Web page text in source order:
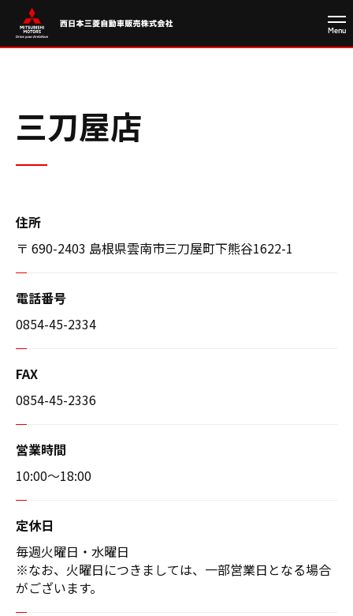
三刀屋店
住所
〒 690-2403 島根県雲南市三刀屋町下熊谷1622-1
電話番号
0854-45-2334
FAX
0854-45-2336
営業時間
10:00〜18:00
定休日
毎週火曜日・水曜日
※なお、火曜日につきましては、一部営業日となる場合
がございます。